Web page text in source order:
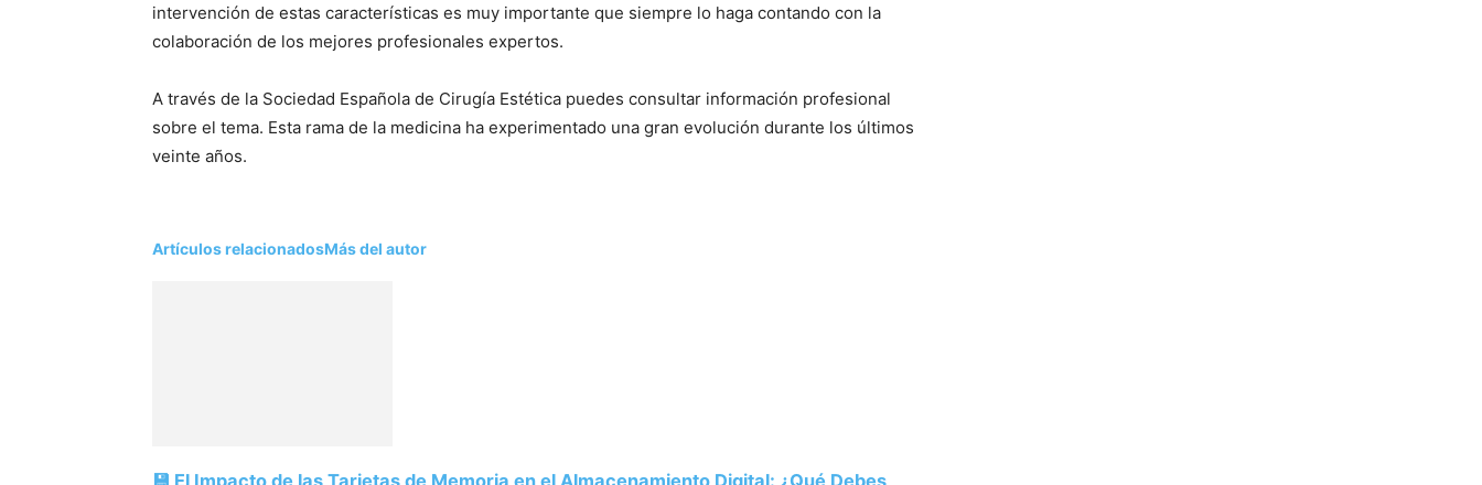
intervención de estas características es muy importante que siempre lo haga contando con la
colaboración de los mejores profesionales expertos.
A través de la Sociedad Española de Cirugía Estética puedes consultar información profesional
sobre el tema. Esta rama de la medicina ha experimentado una gran evolución durante los últimos
veinte años.
Artículos relacionadosMás del autor